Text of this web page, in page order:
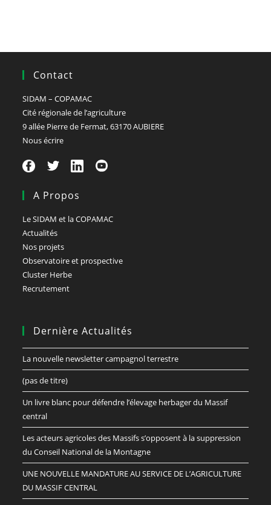
Contact
SIDAM – COPAMAC
Cité régionale de l’agriculture
9 allée Pierre de Fermat, 63170 AUBIERE
Nous écrire
A Propos
Le SIDAM et la COPAMAC
Actualités
Nos projets
Observatoire et prospective
Cluster Herbe
Recrutement
Dernière Actualités
La nouvelle newsletter campagnol terrestre
(pas de titre)
Un livre blanc pour défendre l’élevage herbager du Massif
central
Les acteurs agricoles des Massifs s’opposent à la suppression
du Conseil National de la Montagne
UNE NOUVELLE MANDATURE AU SERVICE DE L’AGRICULTURE
DU MASSIF CENTRAL